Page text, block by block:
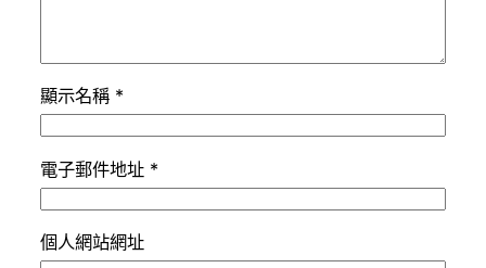
顯示名稱 *
電子郵件地址 *
個人網站網址